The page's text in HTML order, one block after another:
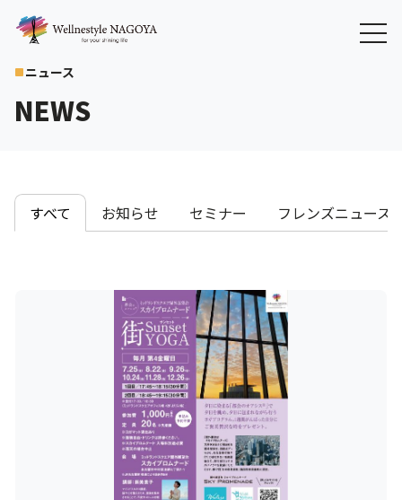
crop_square ニュース
NEWS
すべて お知らせ セミナー フレンズニュース